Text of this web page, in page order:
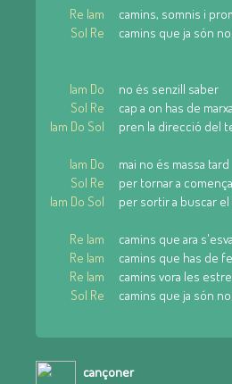
Re lam
Sol Re
lam Do
Sol Re
lam Do Sol
lam Do
Sol Re
lam Do Sol
Re lam
Re lam
Re lam
Sol Re
camins, somnis i
camins que ja són
no és senzill saber
cap a on has de
pren la direcció del
mai no és massa tard
per tornar a
per sortir a buscar
camins que ara
camins que has de
camins vora les
camins que ja són
cançoner